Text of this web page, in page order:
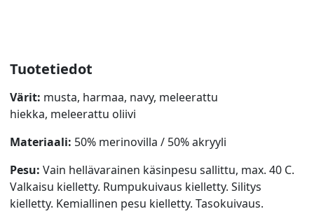
Tuotetiedot
Värit: musta, harmaa, navy, meleerattu
hiekka, meleerattu oliivi
Materiaali: 50% merinovilla / 50% akryyli
Pesu: Vain hellävarainen käsinpesu sallittu, max. 40 C.
Valkaisu kielletty. Rumpukuivaus kielletty. Silitys
kielletty. Kemiallinen pesu kielletty. Tasokuivaus.